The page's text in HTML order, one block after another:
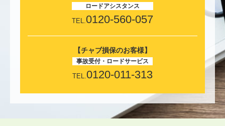
ロードアシスタンス
TEL.0120-560-057
【チャブ損保のお客様】
事故受付・ロードサービス
TEL.0120-011-313